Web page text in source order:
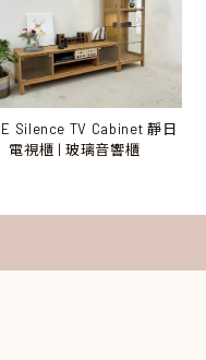
Silence TV Cabinet 靜日
電視櫃 | 玻璃音響櫃